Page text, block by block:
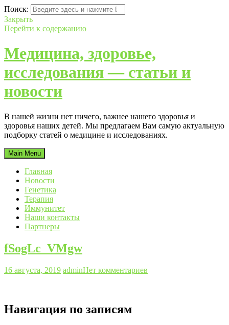
Поиск:
Закрыть
Перейти к содержанию
Медицина, здоровье,
исследования — статьи и
новости
В нашей жизни нет ничего, важнее нашего здоровья и
здоровья наших детей. Мы предлагаем Вам самую актуальную
подборку статей о медицине и исследованиях.
Main Menu
Главная
Новости
Генетика
Терапия
Иммунитет
Наши контакты
Партнеры
fSogLc_VMgw
16 августа, 2019 adminНет комментариев
Навигация по записям